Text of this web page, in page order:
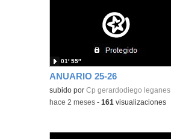
ANUARIO 25-26
subido porCp gerardodiego leganes
01′ 55″
-hace 2 meses -161 visualizaciones